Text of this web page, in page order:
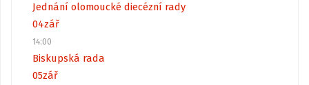
Jednání olomoucké diecézní rady
04zář
14:00
Biskupská rada
05zář